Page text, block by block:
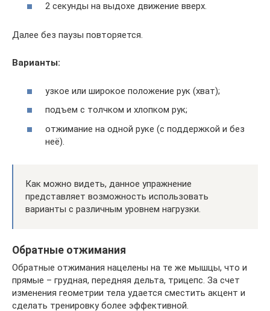
2 секунды на выдохе движение вверх.
Далее без паузы повторяется.
Варианты:
узкое или широкое положение рук (хват);
подъем с толчком и хлопком рук;
отжимание на одной руке (с поддержкой и без
неё).
Как можно видеть, данное упражнение
представляет возможность использовать
варианты с различным уровнем нагрузки.
Обратные отжимания
Обратные отжимания нацелены на те же мышцы, что и
прямые – грудная, передняя дельта, трицепс. За счет
изменения геометрии тела удается сместить акцент и
сделать тренировку более эффективной.